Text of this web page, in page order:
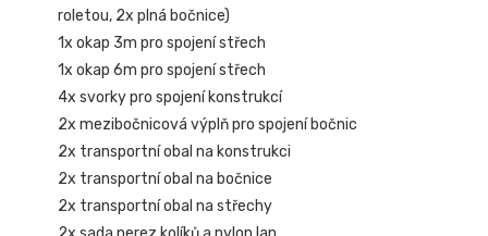
roletou, 2x plná bočnice)
1x okap 3m pro spojení střech
1x okap 6m pro spojení střech
4x svorky pro spojení konstrukcí
2x mezibočnicová výplň pro spojení bočnic
2x transportní obal na konstrukci
2x transportní obal na bočnice
2x transportní obal na střechy